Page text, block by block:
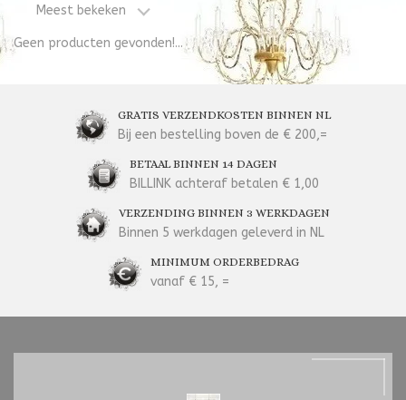
Meest bekeken
Geen producten gevonden!...
GRATIS VERZENDKOSTEN BINNEN NL
Bij een bestelling boven de € 200,=
BETAAL BINNEN 14 DAGEN
BILLINK achteraf betalen € 1,00
VERZENDING BINNEN 3 WERKDAGEN
Binnen 5 werkdagen geleverd in NL
MINIMUM ORDERBEDRAG
vanaf € 15, =